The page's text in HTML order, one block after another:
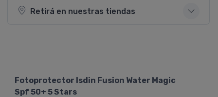
Retirá en nuestras tiendas
Fotoprotector Isdin Fusion Water Magic
Spf 50+ 5 Stars